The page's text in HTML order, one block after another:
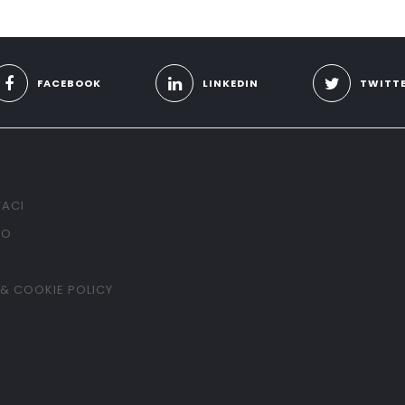
FACEBOOK LINKEDIN
COOKIE POLICY